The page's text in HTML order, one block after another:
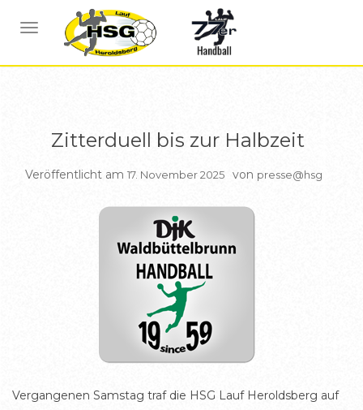
NAVIGATION UMSCHALTEN
BERICHTE HSG1
Zitterduell bis zur Halbzeit
Veröffentlicht am 17. November 2025 von presse@hsg
Vergangenen Samstag traf die HSG Lauf Heroldsberg auf